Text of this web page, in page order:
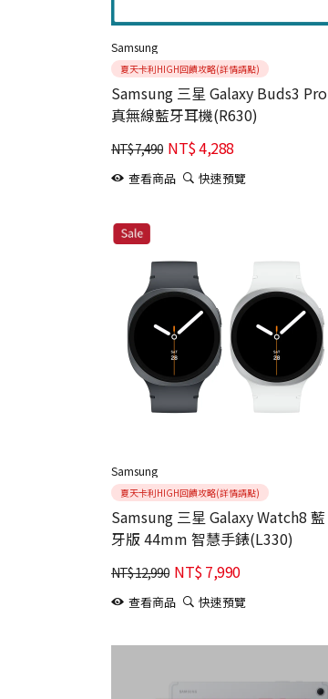
Samsung
夏天卡利HIGH回饋攻略(詳情請點)
Samsung 三星 Galaxy Buds3 Pro
真無線藍牙耳機(R630)
NT$7,490 NT$4,288
查看商品 快速預覽
Samsung
夏天卡利HIGH回饋攻略(詳情請點)
Samsung 三星 Galaxy Watch8 藍
牙版 44mm 智慧手錶(L330)
NT$12,990 NT$7,990
查看商品 快速預覽